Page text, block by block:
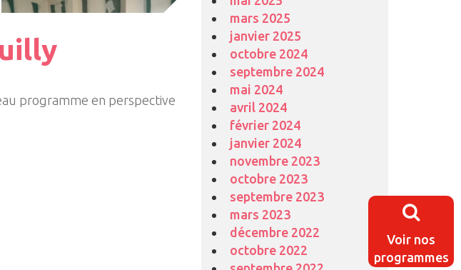
Voir nos
programmes
programme en perspective
mars 2025
janvier 2025
octobre 2024
septembre 2024
mai 2024
avril 2024
février 2024
janvier 2024
novembre 2023
octobre 2023
septembre 2023
mars 2023
décembre 2022
octobre 2022